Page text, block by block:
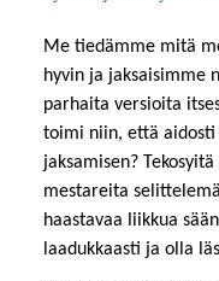
Me tiedämme mitä
hyvin ja jaksaisimme
parhaita versioita
toimi niin, että
jaksamisen?
mestareita
haastavaa liikkua
laadukkaasti ja olla